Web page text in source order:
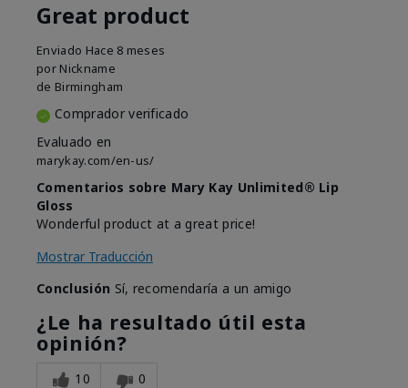
Great product
Enviado Hace 8 meses
por Nickname
de Birmingham
Comprador verificado
Evaluado en
marykay.com/en-us/
Comentarios sobre Mary Kay Unlimited® Lip
Gloss
Wonderful product at a great price!
Mostrar Traducción
Conclusión Sí, recomendaría a un amigo
¿Le ha resultado útil esta
opinión?
10 0